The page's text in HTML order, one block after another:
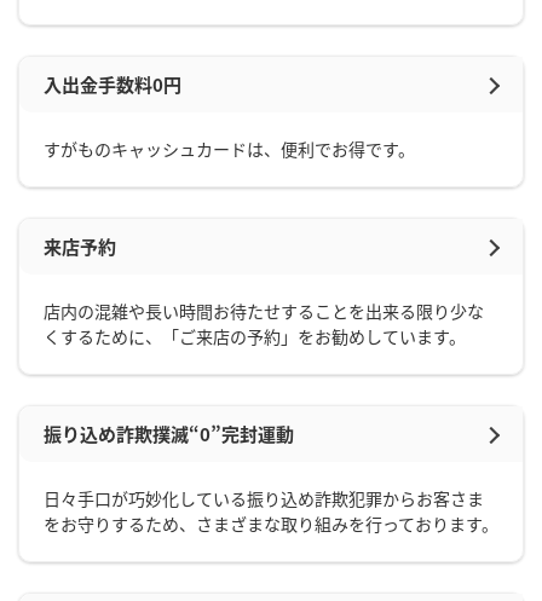
入出金手数料0円
すがものキャッシュカードは、便利でお得です。
来店予約
店内の混雑や長い時間お待たせすることを出来る限り少な
くするために、「ご来店の予約」をお勧めしています。
振り込め詐欺撲滅“0”完封運動
日々手口が巧妙化している振り込め詐欺犯罪からお客さま
をお守りするため、さまざまな取り組みを行っております。